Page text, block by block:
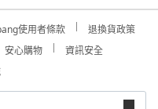
使用者條款
退換貨政策
安心購物
資訊安全